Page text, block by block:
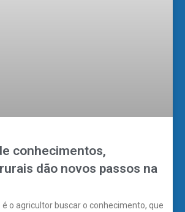
conhecimentos,
dão novos passos na
é o agricultor buscar o conhecimento, que